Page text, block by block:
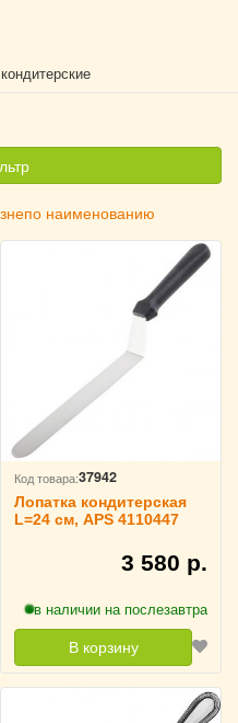
по наименованию
Код товара:37942
Лопатка кондитерская
L=24 см, APS 4110447
3 580 р.
в наличии на послезавтра
В корзину